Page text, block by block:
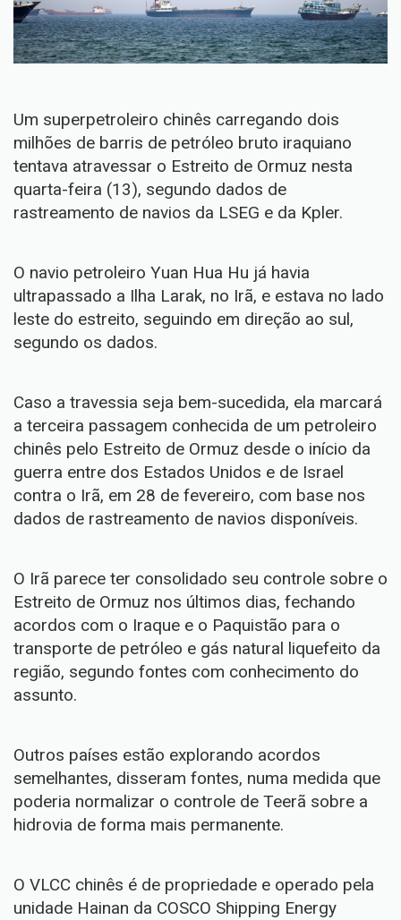
Um superpetroleiro chinês carregando dois
milhões de barris de petróleo bruto iraquiano
tentava atravessar o Estreito de Ormuz nesta
quarta-feira (13), segundo dados de
rastreamento de navios da LSEG e da Kpler.
O navio petroleiro Yuan Hua Hu já havia
ultrapassado a Ilha Larak, no Irã, e estava no lado
leste do estreito, seguindo em direção ao sul,
segundo os dados.
Caso a travessia seja bem-sucedida, ela marcará
a terceira passagem conhecida de um petroleiro
chinês pelo Estreito de Ormuz desde o início da
guerra entre dos Estados Unidos e de Israel
contra o Irã, em 28 de fevereiro, com base nos
dados de rastreamento de navios disponíveis.
O Irã parece ter consolidado seu controle sobre o
Estreito de Ormuz nos últimos dias, fechando
acordos com o Iraque e o Paquistão para o
transporte de petróleo e gás natural liquefeito da
região, segundo fontes com conhecimento do
assunto.
Outros países estão explorando acordos
semelhantes, disseram fontes, numa medida que
poderia normalizar o controle de Teerã sobre a
hidrovia de forma mais permanente.
O VLCC chinês é de propriedade e operado pela
unidade Hainan da COSCO Shipping Energy